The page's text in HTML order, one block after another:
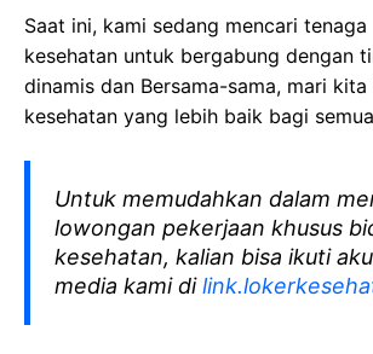
Saat ini, kami sedang mencari tenaga
kesehatan untuk bergabung dengan
dinamis dan Bersama-sama, mari
kesehatan yang lebih baik bagi
Untuk memudahkan dalam
lowongan pekerjaan khusus
kesehatan, kalian bisa ikuti
media kami di